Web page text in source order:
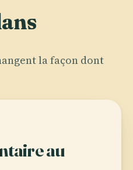
la façon dont
au